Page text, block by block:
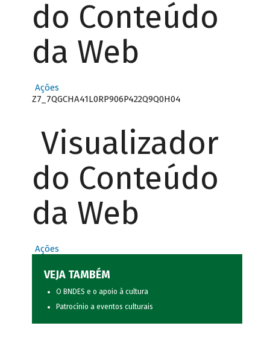
do Conteúdo
da Web
Ações
Z7_7QGCHA41L0RP906P422Q9Q0H04
Visualizador
do Conteúdo
da Web
Ações
VEJA TAMBÉM
O BNDES e o apoio à cultura
Patrocínio a eventos culturais